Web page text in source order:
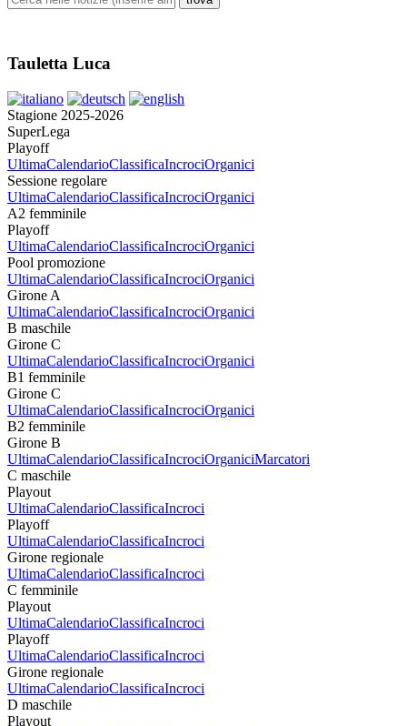
Tauletta Luca
Stagione 2025-2026
SuperLega
Playoff
UltimaCalendarioClassificaIncrociOrganici
Sessione regolare
UltimaCalendarioClassificaIncrociOrganici
A2 femminile
Playoff
UltimaCalendarioClassificaIncrociOrganici
Pool promozione
UltimaCalendarioClassificaIncrociOrganici
Girone A
UltimaCalendarioClassificaIncrociOrganici
B maschile
Girone C
UltimaCalendarioClassificaIncrociOrganici
B1 femminile
Girone C
UltimaCalendarioClassificaIncrociOrganici
B2 femminile
Girone B
UltimaCalendarioClassificaIncrociOrganiciMarcatori
C maschile
Playout
UltimaCalendarioClassificaIncroci
Playoff
UltimaCalendarioClassificaIncroci
Girone regionale
UltimaCalendarioClassificaIncroci
C femminile
Playout
UltimaCalendarioClassificaIncroci
Playoff
UltimaCalendarioClassificaIncroci
Girone regionale
UltimaCalendarioClassificaIncroci
D maschile
Playout